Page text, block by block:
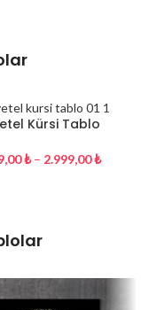
Kürsi Tablo
₺ – 2.999,00₺